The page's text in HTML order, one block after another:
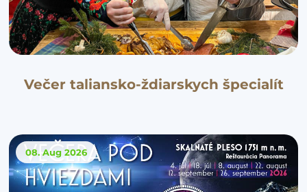
Večer taliansko-ždiarskych špecialít
08. Aug 2026